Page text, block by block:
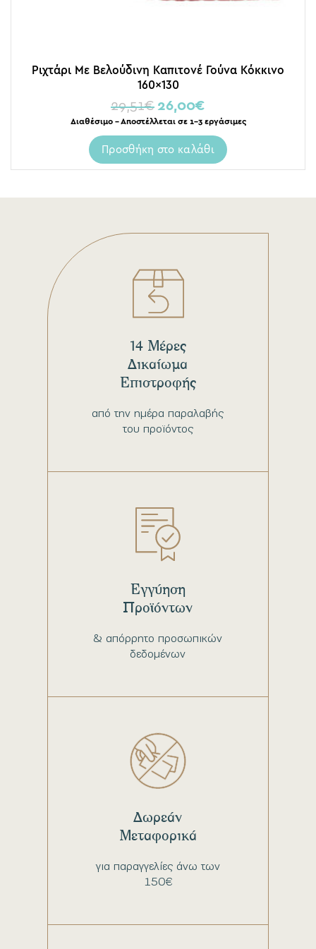
Ριχτάρι Με Βελούδινη Καπιτονέ Γούνα Κόκκινο
160×130
29,51€ 26,00€
Διαθέσιμο – Αποστέλλεται σε 1-3 εργάσιμες
Προσθήκη στο καλάθι
από την ημέρα παραλαβής
του προϊόντος
14 Μέρες
Δικαίωμα
Επιστροφής
& απόρρητο προσωπικών
δεδομένων
Εγγύηση
Προϊόντων
για παραγγελίες άνω των
150€
Δωρεάν
Μεταφορικά